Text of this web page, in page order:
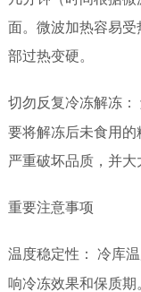
面。微波加热容易
部过热变硬。
切勿反复冷冻解冻：
要将解冻后未食用
严重破坏品质，并大
重要注意事项
温度稳定性：
冷库
响冷冻效果和保质期